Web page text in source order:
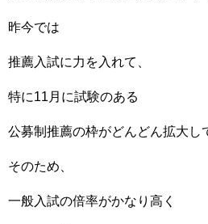
昨今では
推薦入試に力を入れて、
特に11月に試験のある
公募制推薦の枠がどんどん拡大し
そのため、
一般入試の倍率がかなり高く